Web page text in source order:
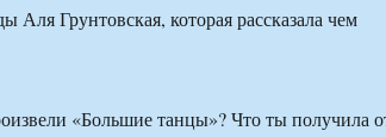
Аля Грунтовская, которая рассказала чем
«Большие танцы»? Что ты получила